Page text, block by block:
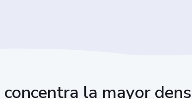
la mayor